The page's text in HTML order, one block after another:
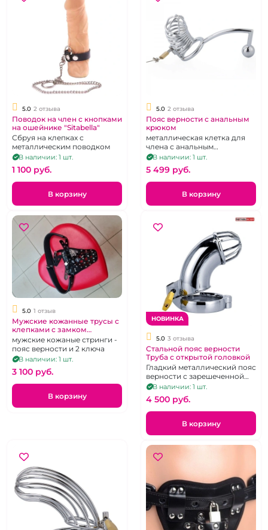
5.0 2 отзыва
Поводок на член с кнопками
на ошейнике "Sitabella"
Сбруя на клепках с
металлическим поводком
В наличии: 1 шт.
1 100 pуб.
В корзину
5.0 2 отзыва
Пояс верности с анальным
крюком
металлическая клетка для
члена с анальным
стимулятором
В наличии: 1 шт.
5 499 pуб.
В корзину
5.0 1 отзыв
Мужские кожанные трусы с
клепками с замком
"Пленник"
мужские кожаные стринги -
пояс верности и 2 ключа
В наличии: 1 шт.
3 100 pуб.
В корзину
НОВИНКА
5.0 3 отзыва
Стальной пояс верности
Труба с открытой головкой
Гладкий металлический пояс
верности с зарешеченной
открытой головкой
В наличии: 1 шт.
4 500 pуб.
В корзину